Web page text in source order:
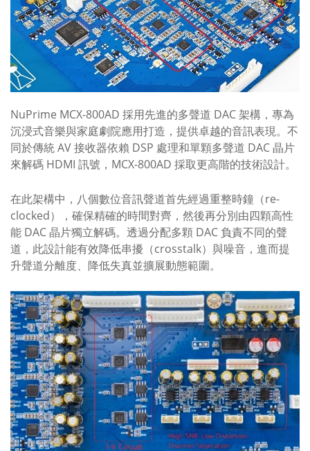
NuPrime MCX-800AD 採用先進的多聲道 DAC 架構，專為
沉浸式音樂與家庭劇院應用打造，提供卓越的音訊表現。不
同於傳統 AV 接收器依賴 DSP 處理和單顆多聲道 DAC 晶片
來解碼 HDMI 訊號，MCX-800AD 採取更高階的技術設計。
在此架構中，八個數位音訊聲道首先經過重整時鐘（re-
clocked），確保精確的時間對齊，然後再分別由四顆高性
能 DAC 晶片獨立解碼。透過分配多顆 DAC 負責不同的聲
道，此設計能有效降低串擾（crosstalk）與噪音，進而提
升聲道分離度、降低失真並擴展動態範圍。